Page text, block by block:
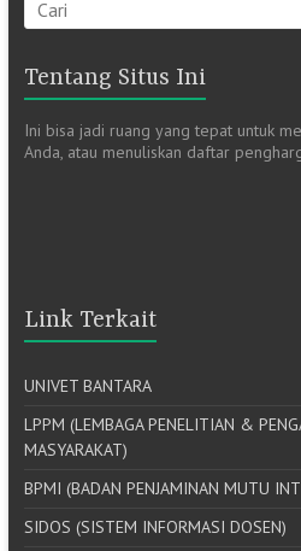
Tentang Situs Ini
Ini bisa jadi ruang yang tepat untuk
Anda, atau menuliskan daftar
Link Terkait
UNIVET BANTARA
LPPM (LEMBAGA PENELITIAN &
MASYARAKAT)
BPMI (BADAN PENJAMINAN MUTU
SIDOS (SISTEM INFORMASI DOSEN)